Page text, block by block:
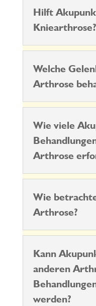
Hilft
Kniearthrose?
Welche
Arthrose
Wie viele
Arthrose
Wie
Arthrose?
Kann
anderen
werden?